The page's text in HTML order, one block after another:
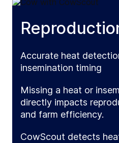
Accurate heat
insemination timing
Missing a heat or
directly impacts
and farm efficiency.
CowScout detects